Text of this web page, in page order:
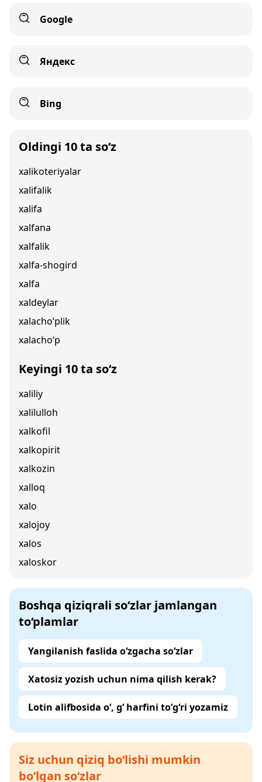
Google
Яндекс
Bing
Oldingi 10 ta so‘z
xalikoteriyalar
xalifalik
xalifa
xalfana
xalfalik
xalfa-shogird
xalfa
xaldeylar
xalacho‘plik
xalacho‘p
Keyingi 10 ta so‘z
xaliliy
xalilulloh
xalkofil
xalkopirit
xalkozin
xalloq
xalo
xalojoy
xalos
xaloskor
Boshqa qiziqrali so‘zlar jamlangan
to‘plamlar
Yangilanish faslida o‘zgacha so‘zlar
Xatosiz yozish uchun nima qilish kerak?
Lotin alifbosida o‘, g‘ harfini to‘g‘ri yozamiz
Siz uchun qiziq bo‘lishi mumkin
bo‘lgan so‘zlar